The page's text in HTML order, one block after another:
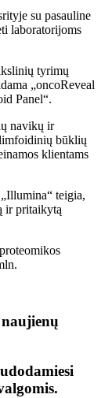
su pasauline
laboratorijoms
tyrimų
„oncoReveal
Panel“.
navikų ir
būklių
klientams
teigia,
ir pritaikytą